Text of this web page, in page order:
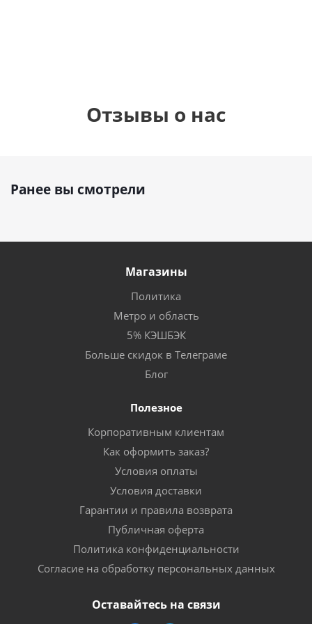
Отзывы о нас
Ранее вы смотрели
Магазины
Политика
Метро и область
5% КЭШБЭК
Больше скидок в Телеграме
Блог
Полезное
Корпоративным клиентам
Как оформить заказ?
Условия оплаты
Условия доставки
Гарантии и правила возврата
Публичная оферта
Политика конфиденциальности
Согласие на обработку персональных данных
Оставайтесь на связи